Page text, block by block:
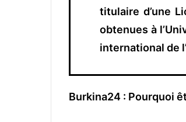
titulaire d’une
obtenues à
international de
Burkina24 : Pourquoi